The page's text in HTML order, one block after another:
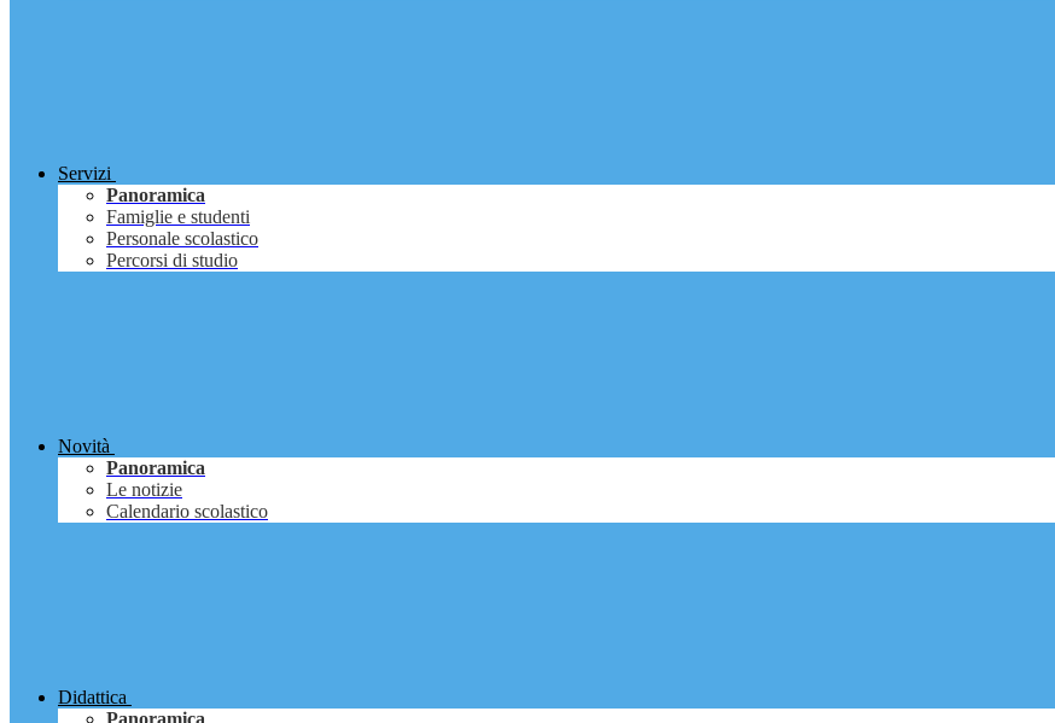
Servizi
Panoramica
Famiglie e studenti
Personale scolastico
Percorsi di studio
Novità
Panoramica
Le notizie
Calendario scolastico
Didattica